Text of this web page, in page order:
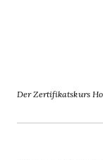
Der Zertifikatskurs